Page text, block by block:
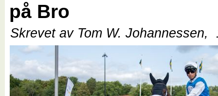
på Bro
Skrevet av Tom W. Johannessen,